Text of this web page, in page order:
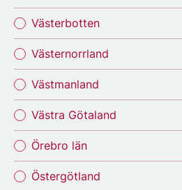
Västerbotten
Västernorrland
Västmanland
Västra Götaland
Örebro län
Östergötland